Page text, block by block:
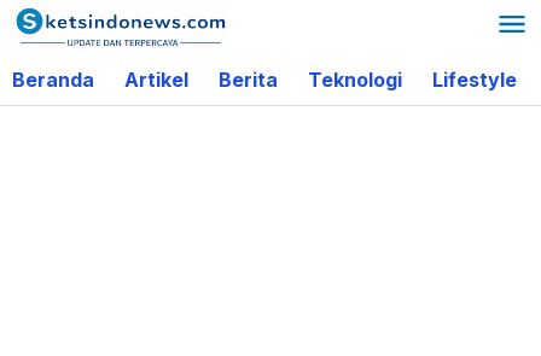
Lewati
ke
konten
Beranda Artikel Berita Teknologi Lifestyle